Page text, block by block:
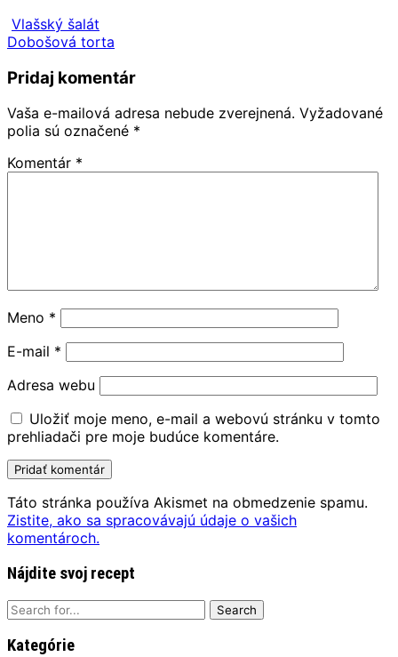
Vlašský šalát
Dobošová torta
Pridaj komentár
Vaša e-mailová adresa nebude zverejnená. Vyžadované
polia sú označené *
Komentár *
Meno *
E-mail *
Adresa webu
Uložiť moje meno, e-mail a webovú stránku v tomto
prehliadači pre moje budúce komentáre.
Táto stránka používa Akismet na obmedzenie spamu.
Zistite, ako sa spracovávajú údaje o vašich
komentároch.
Nájdite svoj recept
Search
for:
Kategórie